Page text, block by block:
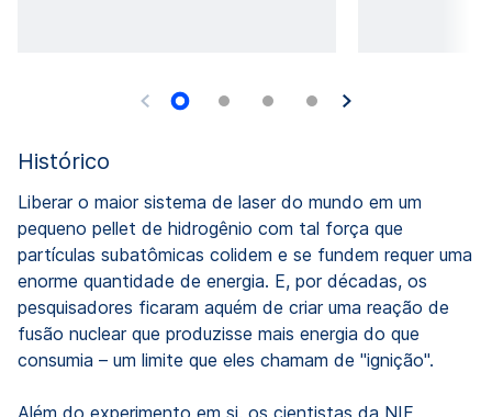
Histórico
Liberar o maior sistema de laser do mundo em um
pequeno pellet de hidrogênio com tal força que
partículas subatômicas colidem e se fundem requer uma
enorme quantidade de energia. E, por décadas, os
pesquisadores ficaram aquém de criar uma reação de
fusão nuclear que produzisse mais energia do que
consumia – um limite que eles chamam de "ignição".
Além do experimento em si, os cientistas da NIF